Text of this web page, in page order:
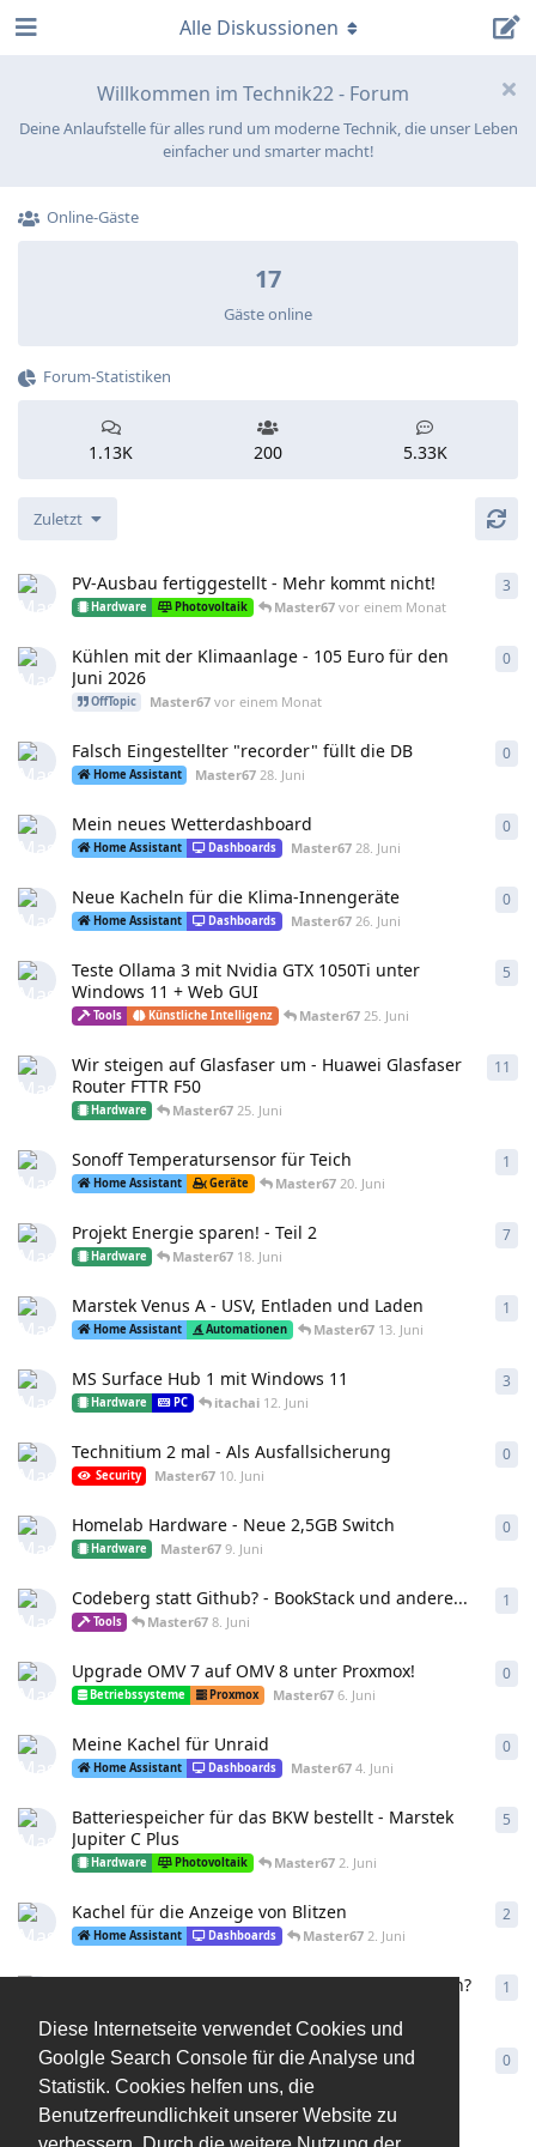
Diese Internetseite verwendet Cookies und
Goolgle Search Console für die Analyse und
Statistik. Cookies helfen uns, die
Benutzerfreundlichkeit unserer Website zu
Willkommen im Technik22 - Forum
Deine Anlaufstelle für alles rund um moderne Technik, die unser Leben
einfacher und smarter macht!
Alle Diskussionen
Online-Gäste
17
Gäste online
Forum-Statistiken
1.13K 200 5.33K
Zuletzt
PV-Ausbau fertiggestellt - Mehr kommt nicht!
Hardware Photovoltaik Master67 vor einem Monat
3
Kühlen mit der Klimaanlage - 105 Euro für den
Juni 2026
OffTopic Master67 vor einem Monat
0
Falsch Eingestellter "recorder" füllt die DB
Home Assistant Master67 28. Juni
0
Mein neues Wetterdashboard
Home Assistant Dashboards Master67 28. Juni
0
Neue Kacheln für die Klima-Innengeräte
Home Assistant Dashboards Master67 26. Juni
0
Teste Ollama 3 mit Nvidia GTX 1050Ti unter
Windows 11 + Web GUI
Tools Künstliche Intelligenz Master67 25. Juni
5
Wir steigen auf Glasfaser um - Huawei Glasfaser
Router FTTR F50
Hardware Master67 25. Juni
11
Sonoff Temperatursensor für Teich
Home Assistant Geräte Master67 20. Juni
1
Projekt Energie sparen! - Teil 2
Hardware Master67 18. Juni
7
Marstek Venus A - USV, Entladen und Laden
Home Assistant Automationen Master67 13. Juni
1
MS Surface Hub 1 mit Windows 11
Hardware PC itachai 12. Juni
3
Technitium 2 mal - Als Ausfallsicherung
Security Master67 10. Juni
0
Homelab Hardware - Neue 2,5GB Switch
Hardware Master67 9. Juni
0
Codeberg statt Github? - BookStack und andere...
Tools Master67 8. Juni
1
Upgrade OMV 7 auf OMV 8 unter Proxmox!
Betriebssysteme Proxmox Master67 6. Juni
0
Meine Kachel für Unraid
Home Assistant Dashboards Master67 4. Juni
0
Batteriespeicher für das BKW bestellt - Marstek
Jupiter C Plus
Hardware Photovoltaik Master67 2. Juni
5
Kachel für die Anzeige von Blitzen
Home Assistant Dashboards Master67 2. Juni
2
Warum wechseln so viele zum Home Assistanten? 1
Mit LoraWan meine Rollläden von iob in den HA
bringen
Master67 1. Juni
0